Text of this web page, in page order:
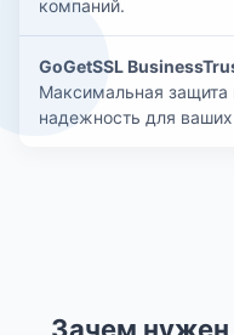
компаний.
GoGetSSL
Максимальная защита
надежность для ваших